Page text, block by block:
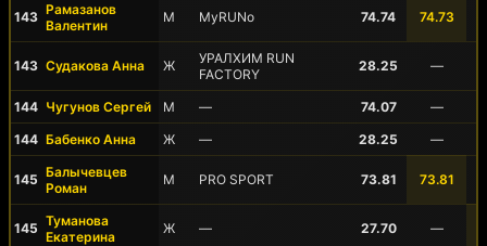
143 Рамазанов
Валентин
М MyRUNo 74.74 74.73
143 Судакова Анна Ж
УРАЛХИМ RUN
FACTORY
28.25 —
144 Чугунов Сергей М — 74.07
—
144 Бабенко Анна Ж — 28.25 —
145 Балычевцев
Роман
М PRO SPORT 73.81 73.81
145 Туманова
Екатерина
Ж — 27.70 —